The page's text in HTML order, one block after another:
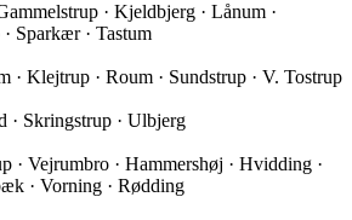
· Kjeldbjerg · Lånum ·
Sparkær · Tastum
· Klejtrup · Roum · Sundstrup · V. Tostrup
· Skringstrup · Ulbjerg
· Vejrumbro · Hammershøj · Hvidding ·
· Vorning · Rødding